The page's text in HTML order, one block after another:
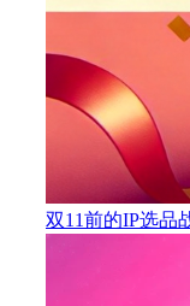
双11前的IP选品